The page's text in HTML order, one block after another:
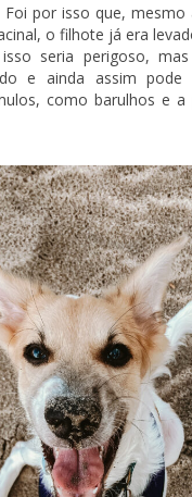
Foi por isso que,
o filhote já era
seria perigoso,
e ainda assim pode
como barulhos e a